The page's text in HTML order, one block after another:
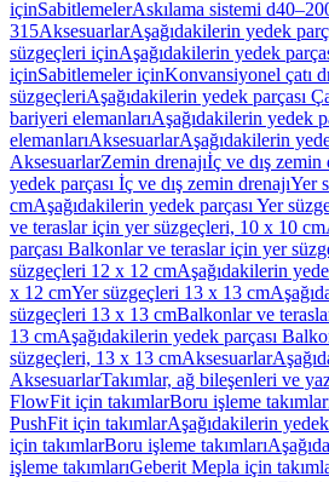
içinSabitlemelerAskılama sistemi
315AksesuarlarAşağıdakilerin yedek
süzgeçleri içinAşağıdakilerin yedek
içinSabitlemeler içinKonvansiyonel çatı
süzgeçleriAşağıdakilerin yedek parçası
bariyeri elemanlarıAşağıdakilerin yedek
elemanlarıAksesuarlarAşağıdakilerin
AksesuarlarZemin drenajıİç ve dış zemin
yedek parçası İç ve dış zemin drenajıYer
cmAşağıdakilerin yedek parçası Yer
ve teraslar için yer süzgeçleri, 10 x 10 cm
parçası Balkonlar ve teraslar için yer
süzgeçleri 12 x 12 cmAşağıdakilerin
x 12 cmYer süzgeçleri 13 x 13 cm
süzgeçleri 13 x 13 cmBalkonlar ve
13 cmAşağıdakilerin yedek parçası
süzgeçleri, 13 x 13 cmAksesuarlar
AksesuarlarTakımlar, ağ bileşenleri ve
FlowFit için takımlarBoru işleme
PushFit için takımlarAşağıdakilerin
için takımlarBoru işleme takımları
işleme takımlarıGeberit Mepla için